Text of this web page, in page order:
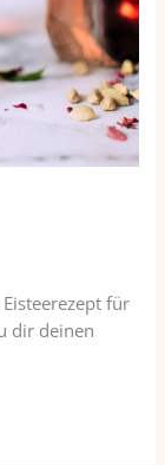
für
dir deinen